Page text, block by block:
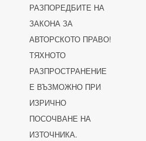
РАЗПОРЕДБИТЕ НА
ЗАКОНА ЗА
АВТОРСКОТО ПРАВО!
ТЯХНОТО
РАЗПРОСТРАНЕНИЕ
Е ВЪЗМОЖНО ПРИ
ИЗРИЧНО
ПОСОЧВАНЕ НА
ИЗТОЧНИКА.